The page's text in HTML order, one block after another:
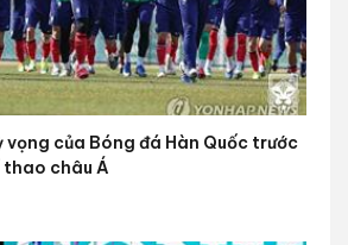
vọng của Bóng đá Hàn Quốc trước
thao châu Á